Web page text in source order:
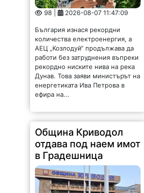
98 | 2026-08-07 11:47:09
България изнася рекордни
количества електроенергия, а
АЕЦ „Козлодуй“ продължава да
работи без затруднения въпреки
рекордно ниските нива на река
Дунав. Това заяви министърът на
енергетиката Ива Петрова в
ефира на...
Община Криводол
отдава под наем имот
в Градешница